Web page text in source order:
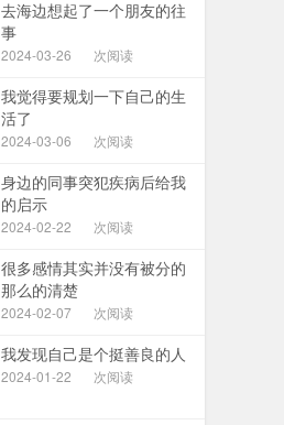
去海边想起了一个朋友的往
事
2024-03-26 次阅读
我觉得要规划一下自己的生
活了
2024-03-06 次阅读
身边的同事突犯疾病后给我
的启示
2024-02-22 次阅读
很多感情其实并没有被分的
那么的清楚
2024-02-07 次阅读
我发现自己是个挺善良的人
2024-01-22 次阅读